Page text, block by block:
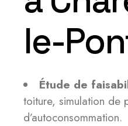
le-
Étude de
toiture, simulation de
d’autoconsommation.